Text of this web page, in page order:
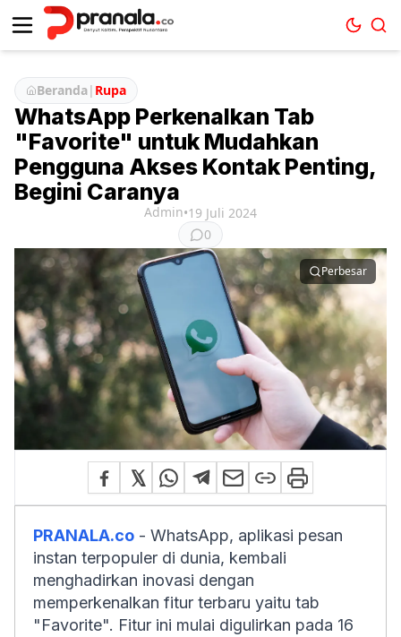
Beranda| Rupa
WhatsApp Perkenalkan Tab
"Favorite" untuk Mudahkan
Pengguna Akses Kontak Penting,
Begini Caranya
Admin•19 Juli 2024
0
Perbesar
PRANALA.co - WhatsApp, aplikasi pesan
instan terpopuler di dunia, kembali
menghadirkan inovasi dengan
memperkenalkan fitur terbaru yaitu tab
"Favorite". Fitur ini mulai digulirkan pada 16